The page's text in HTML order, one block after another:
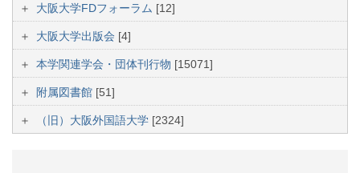
大阪大学FDフォーラム [12]
大阪大学出版会 [4]
本学関連学会・団体刊行物 [15071]
附属図書館 [51]
（旧）大阪外国語大学 [2324]